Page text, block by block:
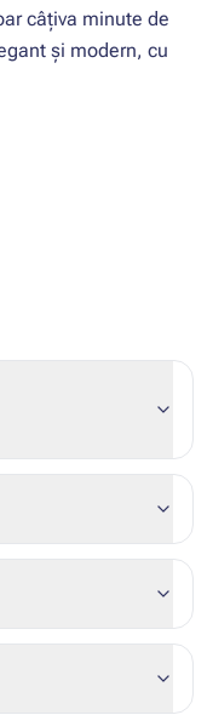
câțiva minute de
și modern, cu